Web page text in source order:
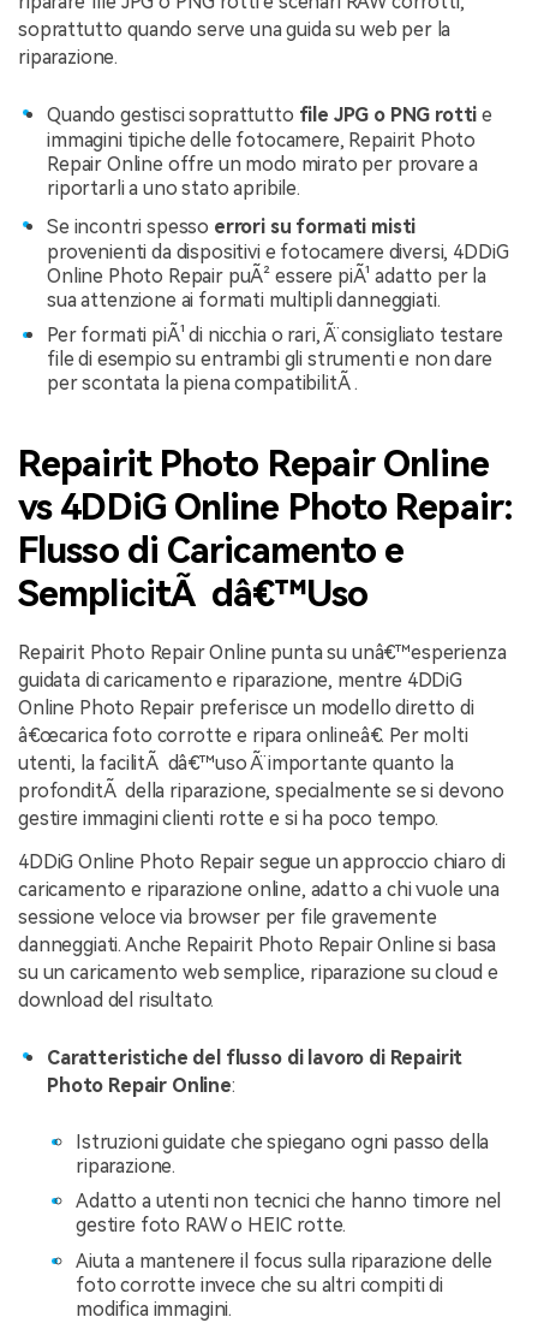
soprattutto quando serve una guida su web per la
riparazione.
Quando gestisci soprattutto file JPG o PNG rotti e
immagini tipiche delle fotocamere, Repairit Photo
Repair Online offre un modo mirato per provare a
riportarli a uno stato apribile.
Se incontri spesso errori su formati misti
provenienti da dispositivi e fotocamere diversi, 4DDiG
Online Photo Repair puÃ² essere piÃ¹ adatto per la
sua attenzione ai formati multipli danneggiati.
Per formati piÃ¹ di nicchia o rari, Ã¨ consigliato testare
file di esempio su entrambi gli strumenti e non dare
per scontata la piena compatibilitÃ .
Repairit Photo Repair Online
vs 4DDiG Online Photo Repair:
Flusso di Caricamento e
SemplicitÃ dâ€™Uso
Repairit Photo Repair Online punta su unâ€™esperienza
guidata di caricamento e riparazione, mentre 4DDiG
Online Photo Repair preferisce un modello diretto di
â€œcarica foto corrotte e ripara onlineâ€. Per molti
utenti, la facilitÃ dâ€™uso Ã¨ importante quanto la
profonditÃ della riparazione, specialmente se si devono
gestire immagini clienti rotte e si ha poco tempo.
4DDiG Online Photo Repair segue un approccio chiaro di
caricamento e riparazione online, adatto a chi vuole una
sessione veloce via browser per file gravemente
danneggiati. Anche Repairit Photo Repair Online si basa
su un caricamento web semplice, riparazione su cloud e
download del risultato.
Caratteristiche del flusso di lavoro di Repairit
Photo Repair Online:
Istruzioni guidate che spiegano ogni passo della
riparazione.
Adatto a utenti non tecnici che hanno timore nel
gestire foto RAW o HEIC rotte.
Aiuta a mantenere il focus sulla riparazione delle
foto corrotte invece che su altri compiti di
modifica immagini.